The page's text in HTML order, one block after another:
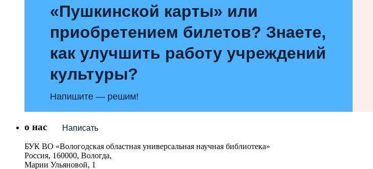
«Пушкинской карты» или
приобретением билетов? Знаете,
как улучшить работу учреждений
культуры?
Напишите — решим!
Написать
о нас
БУК ВО «Вологодская областная универсальная научная библиотека»
Россия, 160000, Вологда,
Марии Ульяновой, 1